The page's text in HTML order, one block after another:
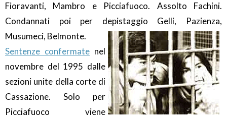
Fioravanti, Mambro e Picciafuoco. Assolto Fachini.
Condannati poi per depistaggio Gelli, Pazienza,
Musumeci, Belmonte.
Sentenze confermate nel
novembre del 1995 dalle
sezioni unite della corte di
Cassazione. Solo per
Picciafuoco viene